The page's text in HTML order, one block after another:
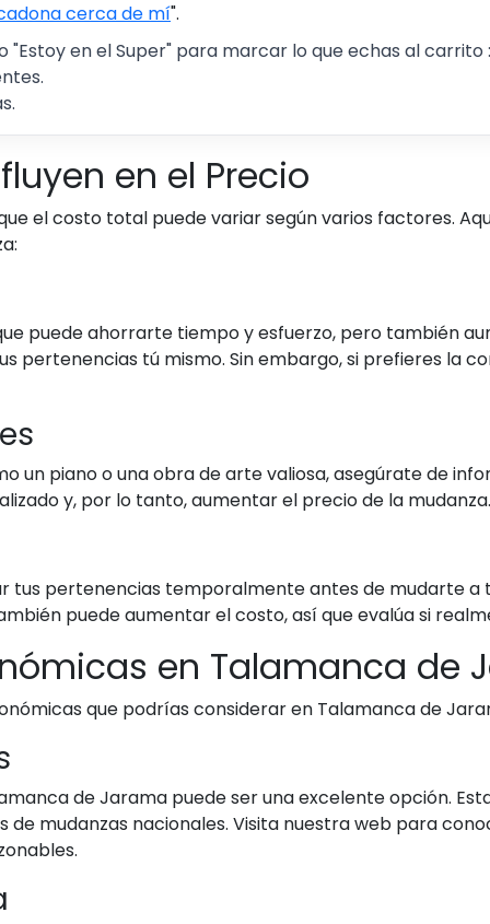
cerca de mí".
en el Super" para marcar lo que echas al carrito
en el Precio
el costo total puede variar según varios factores.
puede ahorrarte tiempo y esfuerzo, pero también
pertenencias tú mismo. Sin embargo, si prefieres la
un piano o una obra de arte valiosa, asegúrate de
y, por lo tanto, aumentar el precio de la mudanza.
tus pertenencias temporalmente antes de mudarte a
puede aumentar el costo, así que evalúa si
en Talamanca de
que podrías considerar en Talamanca de
de Jarama puede ser una excelente opción.
mudanzas nacionales. Visita nuestra web para